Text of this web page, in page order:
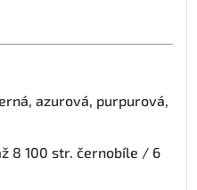
azurová, purpurová,
8 100 str. černobíle / 6